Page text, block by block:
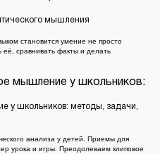
мышления
становится умение не просто
сравнивать факты и делать
у школьников: методы, задачи,
анализа у детей. Приемы для
урока и игры. Преодолеваем клиповое